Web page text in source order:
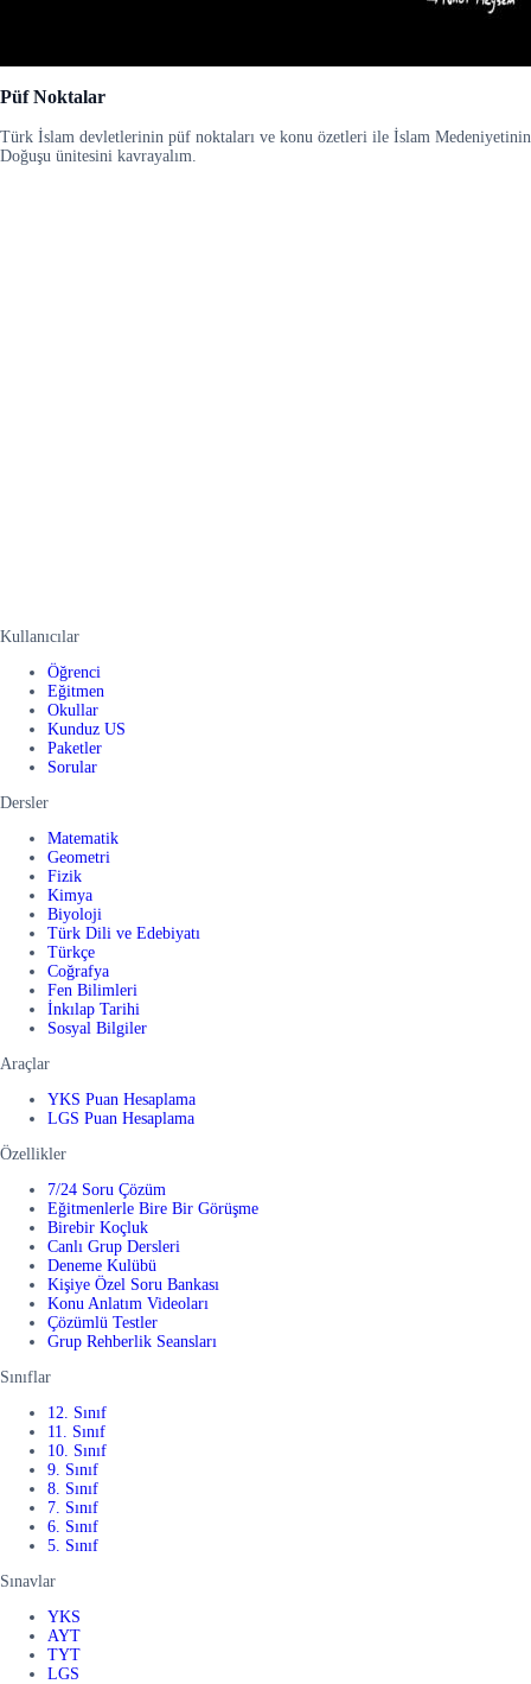
Püf Noktalar
Türk İslam devletlerinin püf noktaları ve konu özetleri ile İslam Medeniyetinin
Doğuşu ünitesini kavrayalım.
Kullanıcılar
Öğrenci
Eğitmen
Okullar
Kunduz US
Paketler
Sorular
Dersler
Matematik
Geometri
Fizik
Kimya
Biyoloji
Türk Dili ve Edebiyatı
Türkçe
Coğrafya
Fen Bilimleri
İnkılap Tarihi
Sosyal Bilgiler
Araçlar
YKS Puan Hesaplama
LGS Puan Hesaplama
Özellikler
7/24 Soru Çözüm
Eğitmenlerle Bire Bir Görüşme
Birebir Koçluk
Canlı Grup Dersleri
Deneme Kulübü
Kişiye Özel Soru Bankası
Konu Anlatım Videoları
Çözümlü Testler
Grup Rehberlik Seansları
Sınıflar
12. Sınıf
11. Sınıf
10. Sınıf
9. Sınıf
8. Sınıf
7. Sınıf
6. Sınıf
5. Sınıf
Sınavlar
YKS
AYT
TYT
LGS